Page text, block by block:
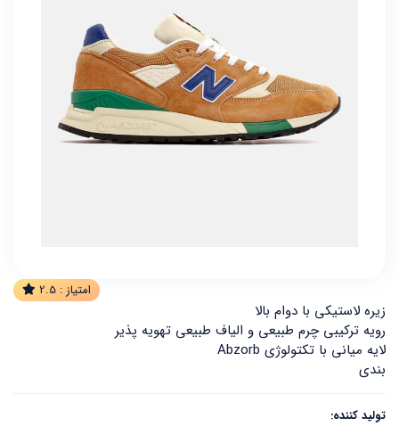
امتیاز : 2.5
زیره لاستیکی با دوام بالا
رویه ترکیبی چرم طبیعی و الیاف طبیعی تهویه پذیر
لایه میانی با تکتولوژی Abzorb
بندی
تولید کننده: